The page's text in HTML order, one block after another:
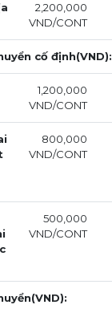
2,200,000
VND/CONT
cố định(VND):
1,200,000
VND/CONT
800,000
VND/CONT
500,000
VND/CONT